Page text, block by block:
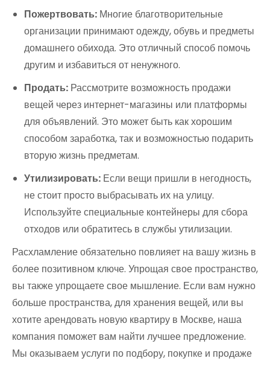
Пожертвовать: Многие благотворительные
организации принимают одежду, обувь и предметы
домашнего обихода. Это отличный способ помочь
другим и избавиться от ненужного.
Продать: Рассмотрите возможность продажи
вещей через интернет-магазины или платформы
для объявлений. Это может быть как хорошим
способом заработка, так и возможностью подарить
вторую жизнь предметам.
Утилизировать: Если вещи пришли в негодность,
не стоит просто выбрасывать их на улицу.
Используйте специальные контейнеры для сбора
отходов или обратитесь в службы утилизации.
Расхламление обязательно повлияет на вашу жизнь в
более позитивном ключе. Упрощая свое пространство,
вы также упрощаете свое мышление. Если вам нужно
больше пространства, для хранения вещей, или вы
хотите арендовать новую квартиру в Москве, наша
компания поможет вам найти лучшее предложение.
Мы оказываем услуги по подбору, покупке и продаже